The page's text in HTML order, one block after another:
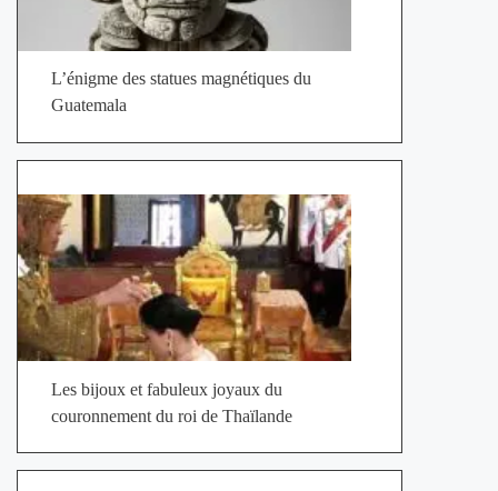
L’énigme des statues magnétiques du
Guatemala
Les bijoux et fabuleux joyaux du
couronnement du roi de Thaïlande